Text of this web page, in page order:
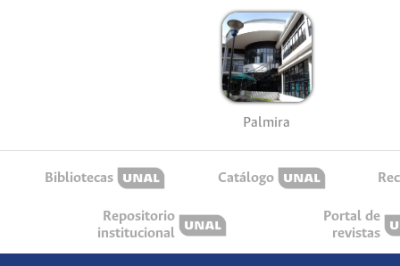
Palmira
Bibliotecas Catálogo
Repositorio
institucional
Portal de
revistas